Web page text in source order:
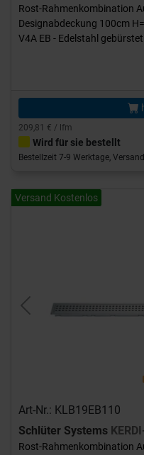
Rost-Rahmenkombination
Designabdeckung 100cm
V4A EB - Edelstahl
209,81 € / lfm
Wird für sie bestellt
Bestellzeit 7-9 Werktage,
Versand Kostenlos
Previous
Art-Nr.: KLB19EB110
Schlüter Systems
Rost-Rahmenkombination